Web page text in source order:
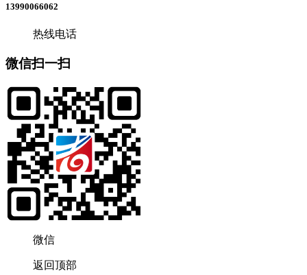
13990066062
热线电话
微信扫一扫
微信
返回顶部